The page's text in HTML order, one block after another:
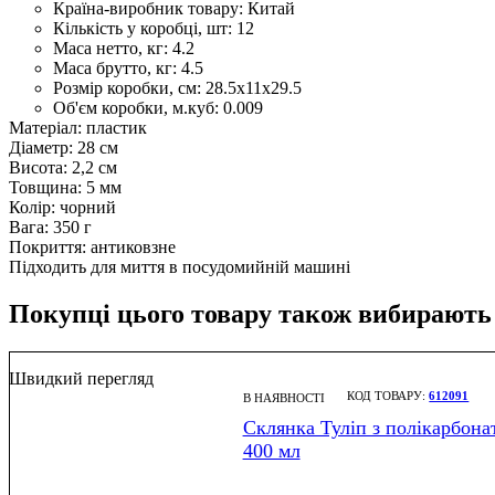
Країна-виробник товару: Китай
Кількість у коробці, шт: 12
Маса нетто, кг: 4.2
Маса брутто, кг: 4.5
Розмір коробки, см: 28.5х11х29.5
Об'єм коробки, м.куб: 0.009
Матеріал: пластик
Діаметр: 28 см
Висота: 2,2 см
Товщина: 5 мм
Колір: чорний
Вага: 350 г
Покриття: антиковзне
Підходить для миття в посудомийній машині
Покупці цього товару також вибирають
Швидкий перегляд
В НАЯВНОСТІ 612091
Склянка Туліп з
400 мл